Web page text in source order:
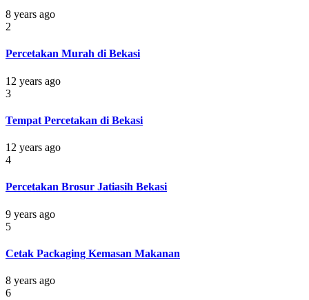
8 years ago
2
Percetakan Murah di Bekasi
12 years ago
3
Tempat Percetakan di Bekasi
12 years ago
4
Percetakan Brosur Jatiasih Bekasi
9 years ago
5
Cetak Packaging Kemasan Makanan
8 years ago
6